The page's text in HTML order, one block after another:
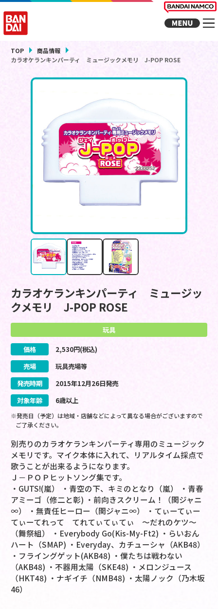
TOP
商品情報
カラオケランキンパーティ ミュージックメモリ J-POP ROSE
カラオケランキンパーティ ミュージッ
クメモリ J-POP ROSE
玩具
価格 2,530円(税込)
売場
玩具売場等
発売時期
2015年12月26日発売
対象年齢
6歳以上
※発売日（予定）は地域・店舗などによって異なる場合がございますので
ご了承ください。
別売りのカラオケランキンパーティ専用のミュージック
メモリです。マイク本体に入れて、リアルタイム採点で
歌うことが出来るようになります。
Ｊ－ＰＯＰヒットソング集です。
・GUTS!(嵐） ・青空の下、キミのとなり（嵐） ・青春
アミーゴ（修二と彰) ・前向きスクリーム！（関ジャニ
∞） ・無責任ヒーロー（関ジャニ∞） ・てぃーてぃー
てぃーてれって てれてぃてぃてぃ ～だれのケツ～
（舞祭組） ・Everybody Go(Kis-My-Ft2) ・らいおん
ハート（SMAP) ・Everyday、カチューシャ（AKB48）
・フライングゲット(AKB48) ・僕たちは戦わない
（AKB48) ・不器用太陽（SKE48) ・メロンジュース
（HKT48) ・ナギイチ（NMB48) ・太陽ノック（乃木坂
46）